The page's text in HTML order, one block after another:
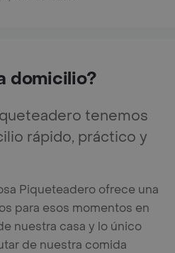
domicilio?
tenemos
rápido, práctico y
Piqueteadero ofrece una
para esos momentos en
nuestra casa y lo único
de nuestra comida